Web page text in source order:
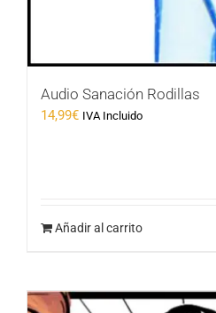
Audio Sanación Rodillas
14,99€ IVA Incluido
Añadir al carrito